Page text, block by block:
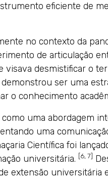
eficiente de
no contexto da
de articulação
visava desmistificar o
ser uma
o conhecimento
uma abordagem
uma
Científica foi
universitária. [6, 7]
extensão universitária